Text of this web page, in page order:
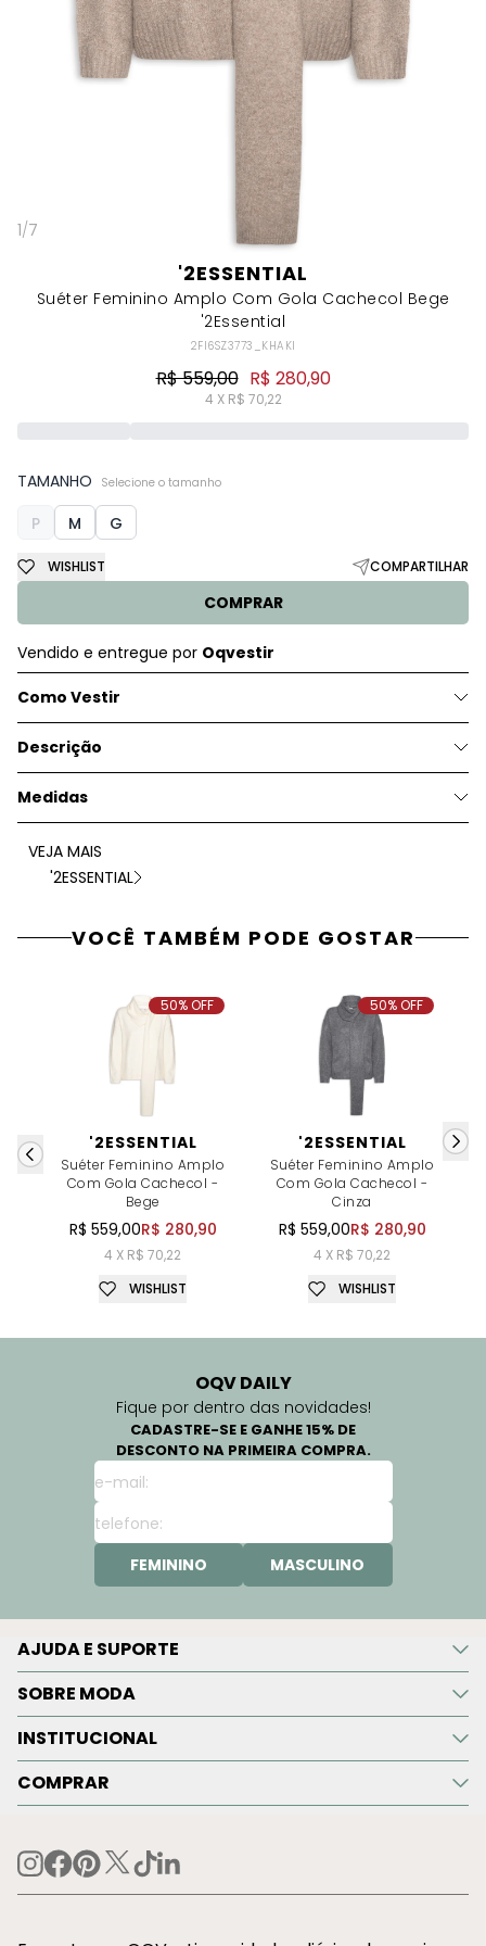
1/7
'2ESSENTIAL
Suéter Feminino Amplo Com Gola Cachecol Bege
'2Essential
2FI6SZ3773_KHAKI
R$ 559,00 R$ 280,90
4 X R$ 70,22
TAMANHO Selecione o tamanho
P M G
COMPRAR
WISHLIST COMPARTILHAR
Vendido e entregue por Oqvestir
Como Vestir
Descrição
Medidas
VEJA MAIS
'2ESSENTIAL
VOCÊ TAMBÉM PODE GOSTAR
'2ESSENTIAL
Suéter Feminino Amplo
Com Gola Cachecol -
Bege
R$ 559,00R$ 280,90
4 X R$ 70,22
50% OFF
WISHLIST
'2ESSENTIAL
Suéter Feminino Amplo
Com Gola Cachecol -
Cinza
R$ 559,00R$ 280,90
4 X R$ 70,22
50% OFF
WISHLIST
OQV DAILY
Fique por dentro das novidades!
CADASTRE-SE E GANHE 15% DE
DESCONTO NA PRIMEIRA COMPRA.
FEMININO MASCULINO
AJUDA E SUPORTE
SOBRE MODA
INSTITUCIONAL
COMPRAR